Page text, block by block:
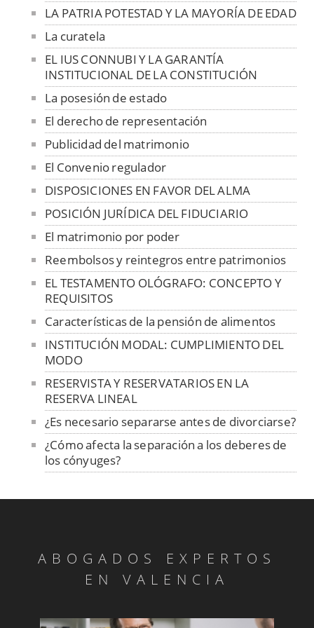
LA PATRIA POTESTAD Y LA MAYORÍA DE EDAD
La curatela
EL IUS CONNUBI Y LA GARANTÍA
INSTITUCIONAL DE LA CONSTITUCIÓN
La posesión de estado
El derecho de representación
Publicidad del matrimonio
El Convenio regulador
DISPOSICIONES EN FAVOR DEL ALMA
POSICIÓN JURÍDICA DEL FIDUCIARIO
El matrimonio por poder
Reembolsos y reintegros entre patrimonios
EL TESTAMENTO OLÓGRAFO: CONCEPTO Y
REQUISITOS
Características de la pensión de alimentos
INSTITUCIÓN MODAL: CUMPLIMIENTO DEL
MODO
RESERVISTA Y RESERVATARIOS EN LA
RESERVA LINEAL
¿Es necesario separarse antes de divorciarse?
¿Cómo afecta la separación a los deberes de
los cónyuges?
CONSENTIMIENTO
PARTICIPACIÓN
APERTURA DE LA SUCESIÓN
ABOGADOS EXPERTOS
EN VALENCIA